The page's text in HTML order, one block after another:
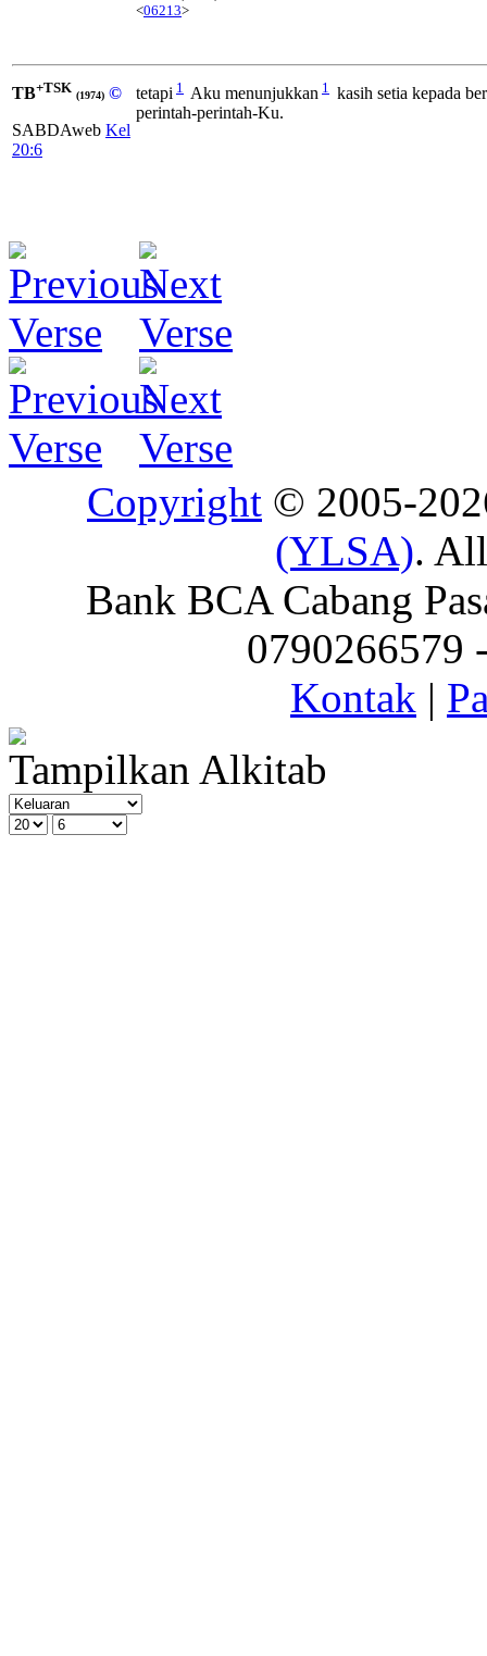
<06213>
TB+TSK (1974) ©
SABDAweb Kel
20:6
tetapi 1 Aku menunjukkan 1
kasih setia kepada
perintah-perintah-Ku.
Copyright © 2005-
(YLSA).
Bank BCA Cabang
0790266579
Kontak |
Tampilkan Alkitab